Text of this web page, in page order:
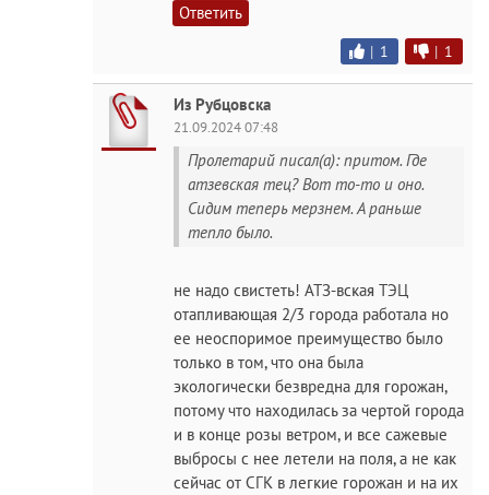
Ответить
| 1 | 1
Из Рубцовска
21.09.2024 07:48
Пролетарий писал(а): притом. Где
атзевская тец? Вот то-то и оно.
Сидим теперь мерзнем. А раньше
тепло было.
не надо свистеть! АТЗ-вская ТЭЦ
отапливающая 2/3 города работала но
ее неоспоримое преимущество было
только в том, что она была
экологически безвредна для горожан,
потому что находилась за чертой города
и в конце розы ветром, и все сажевые
выбросы с нее летели на поля, а не как
сейчас от СГК в легкие горожан и на их